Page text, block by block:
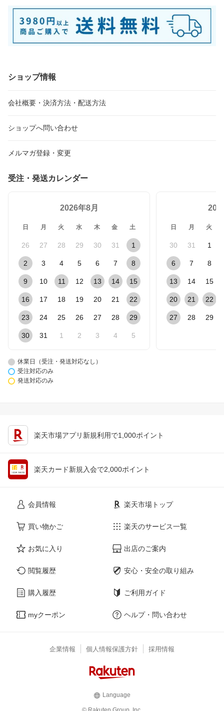
ショップ情報
会社概要・決済方法・配送方法
ショップへ問い合わせ
メルマガ登録・変更
受注・発送カレンダー
2026年8月
日 月 火 水 木 金 土
26 27 28 29 30 31 1
2 3 4 5 6 7 8
9 10 11 12 13 14 15
16 17 18 19 20 21 22
23 24 25 26 27 28 29
30 31 1 2 3 4 5
日 月 火
30 31 1
6 7 8
13 14 15
20 21 22
27 28 29
休業日（受注・発送対応なし）
受注対応のみ
発送対応のみ
楽天市場アプリ新規利用で1,000ポイント
楽天カード新規入会で2,000ポイント
会員情報
買い物かご
お気に入り
閲覧履歴
購入履歴
myクーポン
楽天市場トップ
楽天のサービス一覧
出店のご案内
安心・安全の取り組み
ご利用ガイド
ヘルプ・問い合わせ
企業情報 個人情報保護方針 採用情報
Language